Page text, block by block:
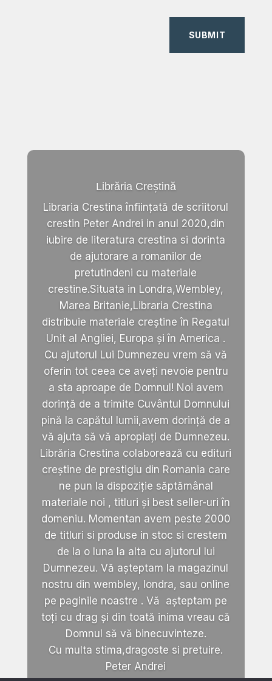
SUBMIT
Librăria Creștină
Libraria Crestina înființată de scriitorul
crestin Peter Andrei in anul 2020,din
iubire de literatura crestina si dorinta
de ajutorare a romanilor de
pretutindeni cu materiale
crestine.Situata in Londra,Wembley,
Marea Britanie,Libraria Crestina
distribuie materiale creștine în Regatul
Unit al Angliei, Europa și în America .
Cu ajutorul Lui Dumnezeu vrem să vă
oferin tot ceea ce aveți nevoie pentru
a sta aproape de Domnul! Noi avem
dorință de a trimite Cuvântul Domnului
pină la capătul lumii,avem dorință de a
vă ajuta să vă apropiați de Dumnezeu.
Librăria Crestina colaborează cu edituri
creștine de prestigiu din Romania care
ne pun la dispoziție săptămânal
materiale noi , titluri și best seller-uri în
domeniu. Momentan avem peste 2000
de titluri si produse in stoc si crestem
de la o luna la alta cu ajutorul lui
Dumnezeu. Vă așteptam la magazinul
nostru din wembley, londra, sau online
pe paginile noastre . Vă așteptam pe
toți cu drag și din toată inima vreau că
Domnul să vă binecuvinteze.
Cu multa stima,dragoste si pretuire.
Peter Andrei